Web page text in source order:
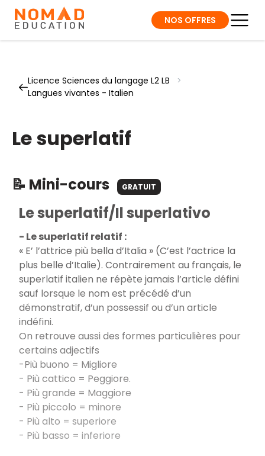
NOS OFFRES
Licence Sciences du langage L2 LB
>
Langues vivantes - Italien
Le superlatif
📝 Mini-cours GRATUIT
Le superlatif/Il superlativo
- Le superlatif relatif :
« E’ l’attrice più bella d’Italia » (C’est l’actrice la
plus belle d’Italie). Contrairement au français, le
superlatif italien ne répète jamais l’article défini
sauf lorsque le nom est précédé d’un
démonstratif, d’un possessif ou d’un article
indéfini.
On retrouve aussi des formes particulières pour
certains adjectifs
-Più buono = Migliore
- Più cattico = Peggiore.
- Più grande = Maggiore
- Più piccolo = minore
- Più alto = superiore
- Più basso = inferiore